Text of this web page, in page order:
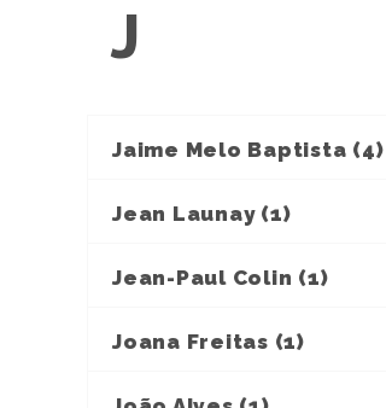
J
Jaime Melo Baptista (4)
Jean Launay (1)
Jean-Paul Colin (1)
Joana Freitas (1)